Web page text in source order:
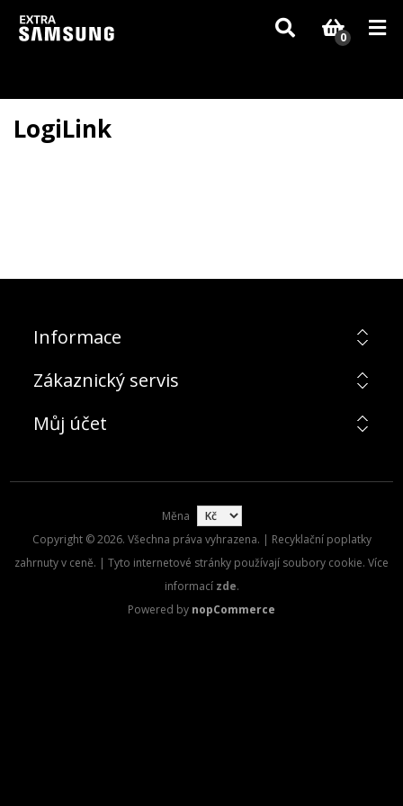
Vzhledem k aktuální situaci se může dodání dílů, které nejsou skladem,
zpozdit. Děkujeme za pochopení.
0
LogiLink
Informace
Zákaznický servis
Můj účet
Měna
Copyright © 2026. Všechna práva vyhrazena. | Recyklační poplatky
zahrnuty v ceně. | Tyto internetové stránky používají soubory cookie. Více
informací zde.
Powered by nopCommerce